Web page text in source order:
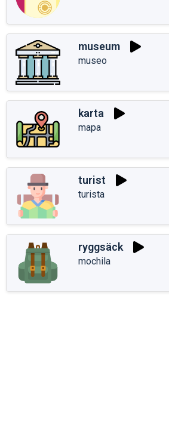
museum
museo
karta
mapa
turist
turista
ryggsäck
mochila